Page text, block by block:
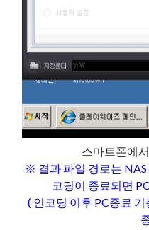
스마트폰에
※ 결과 파일 경로는
코딩이 종료되면
( 인코딩 이후 PC종료